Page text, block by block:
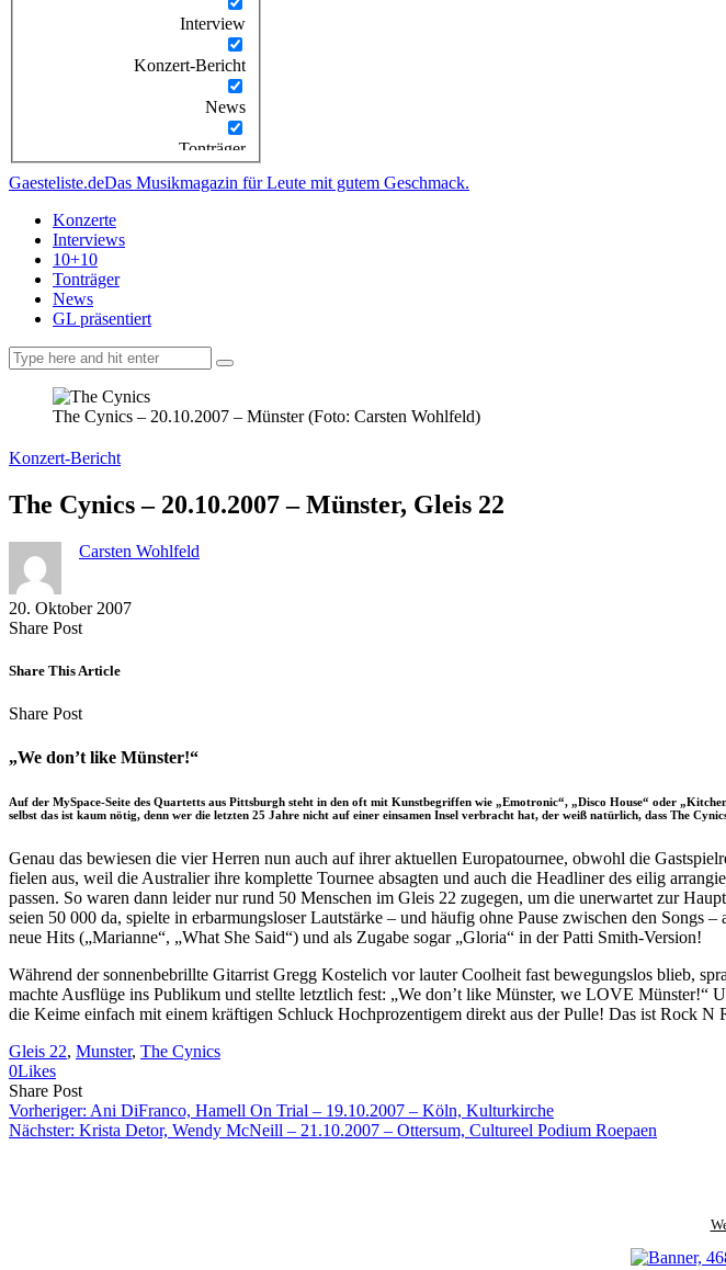
Interview
Konzert-Bericht
News
Tonträger
Gaesteliste.deDas Musikmagazin für Leute mit gutem Geschmack.
Konzerte
Interviews
10+10
Tonträger
News
GL präsentiert
The Cynics – 20.10.2007 – Münster (Foto: Carsten Wohlfeld)
Konzert-Bericht
The Cynics – 20.10.2007 – Münster, Gleis 22
Carsten Wohlfeld
20. Oktober 2007
Share PostShare
Facebook
Copy
to
Send
via
Share This Article
Share PostShare
Facebook
Copy
to
Send
via
„We don’t like Münster!“
Auf der MySpace-Seite des Quartetts aus Pittsburgh steht in den oft mit Kunstbegriffen wie „Emotronic“, „Disco House“ oder
selbst das ist kaum nötig, denn wer die letzten 25 Jahre nicht auf einer einsamen Insel verbracht hat, der weiß natürlich, dass The
Genau das bewiesen die vier Herren nun auch auf ihrer aktuellen Europatournee, obwohl die
fielen aus, weil die Australier ihre komplette Tournee absagten und auch die Headliner des eilig
passen. So waren dann leider nur rund 50 Menschen im Gleis 22 zugegen, um die unerwartet zur
seien 50 000 da, spielte in erbarmungsloser Lautstärke – und häufig ohne Pause zwischen den
neue Hits („Marianne“, „What She Said“) und als Zugabe sogar „Gloria“ in der Patti Smith-Version!
Während der sonnenbebrillte Gitarrist Gregg Kostelich vor lauter Coolheit fast bewegungslos blieb,
machte Ausflüge ins Publikum und stellte letztlich fest: „We don’t like Münster, we LOVE Münster!“
die Keime einfach mit einem kräftigen Schluck Hochprozentigem direkt aus der Pulle! Das ist Rock N
Gleis 22, Munster, The Cynics
0Likes
Share PostShare
on
Facebook
Copy
URL
to
Send
Link
via
Vorheriger: Ani DiFranco, Hamell On Trial – 19.10.2007 – Köln, Kulturkirche
Nächster: Krista Detor, Wendy McNeill – 21.10.2007 – Ottersum, Cultureel Podium Roepaen